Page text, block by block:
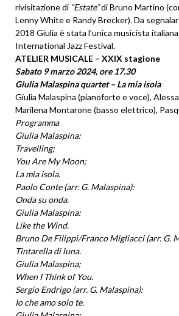
rivisitazione di “Estate”di Bruno Martino
Lenny White e Randy Brecker). Da
2018 Giulia è stata l’unica musicista
International Jazz Festival.
ATELIER MUSICALE – XXIX stagione
Sabato 9 marzo 2024, ore 17.30
Giulia Malaspina quartet – La mia isola
Giulia Malaspina (pianoforte e voce),
Marilena Montarone (basso elettrico),
Programma
Giulia Malaspina:
Travelling;
You Are My Moon;
La mia isola.
Paolo Conte (arr. G. Malaspina):
Onda su onda.
Giulia Malaspina:
Like the Wind.
Bruno De Filippi/Franco Migliacci (arr. G.
Tintarella di luna.
Giulia Malaspina;
When I Think of You.
Sergio Endrigo (arr. G. Malaspina):
Io che amo solo te.